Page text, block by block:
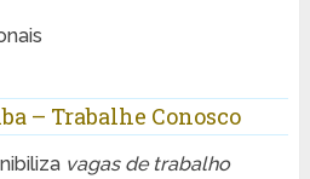
– Trabalhe Conosco
vagas de trabalho